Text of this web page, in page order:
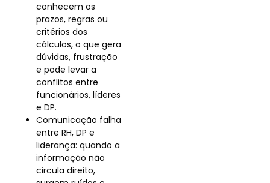
conhecem os
prazos, regras ou
critérios dos
cálculos, o que gera
dúvidas, frustração
e pode levar a
conflitos entre
funcionários, líderes
e DP.
Comunicação falha
entre RH, DP e
liderança: quando a
informação não
circula direito,